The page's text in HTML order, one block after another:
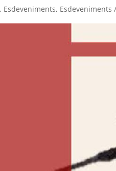
, Esdeveniments, Esdeveniments